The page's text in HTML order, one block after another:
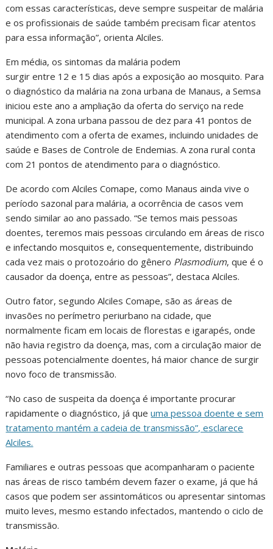
com essas características, deve sempre suspeitar de malária
e os profissionais de saúde também precisam ficar atentos
para essa informação”, orienta Alciles.
Em média, os sintomas da malária podem
surgir entre 12 e 15 dias após a exposição ao mosquito. Para
o diagnóstico da malária na zona urbana de Manaus, a Semsa
iniciou este ano a ampliação da oferta do serviço na rede
municipal. A zona urbana passou de dez para 41 pontos de
atendimento com a oferta de exames, incluindo unidades de
saúde e Bases de Controle de Endemias. A zona rural conta
com 21 pontos de atendimento para o diagnóstico.
De acordo com Alciles Comape, como Manaus ainda vive o
período sazonal para malária, a ocorrência de casos vem
sendo similar ao ano passado. “Se temos mais pessoas
doentes, teremos mais pessoas circulando em áreas de risco
e infectando mosquitos e, consequentemente, distribuindo
cada vez mais o protozoário do gênero Plasmodium, que é o
causador da doença, entre as pessoas”, destaca Alciles.
Outro fator, segundo Alciles Comape, são as áreas de
invasões no perímetro periurbano na cidade, que
normalmente ficam em locais de florestas e igarapés, onde
não havia registro da doença, mas, com a circulação maior de
pessoas potencialmente doentes, há maior chance de surgir
novo foco de transmissão.
“No caso de suspeita da doença é importante procurar
rapidamente o diagnóstico, já queuma pessoa doente e sem
tratamento mantém a cadeia de transmissão”, esclarece
Alciles.
Familiares e outras pessoas que acompanharam o paciente
nas áreas de risco também devem fazer o exame, já que há
casos que podem ser assintomáticos ou apresentar sintomas
muito leves, mesmo estando infectados, mantendo o ciclo de
transmissão.